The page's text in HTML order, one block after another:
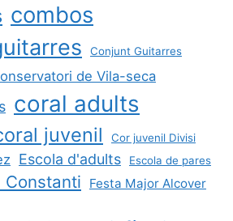
combos
Conjunt Guitarres
de Vila-seca
coral adults
juvenil
Cor juvenil Divisi
Escola d'adults Escola de pares
Constanti Festa Major Alcover